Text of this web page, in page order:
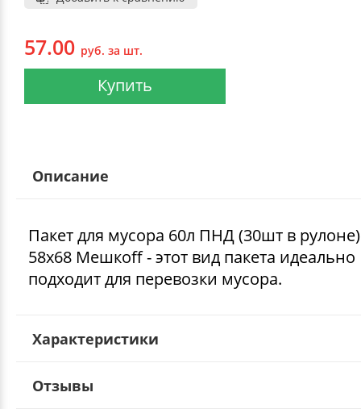
57.00 руб. за шт.
Купить
Описание
Пакет для мусора 60л ПНД (30шт в
58х68 Мешкоff - этот вид пакета идеально
подходит для перевозки мусора.
Характеристики
Отзывы